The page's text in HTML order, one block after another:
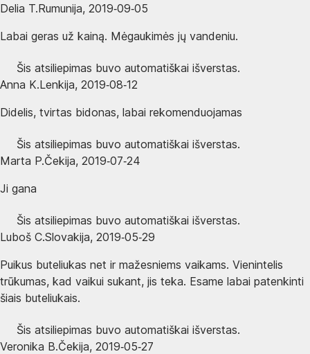
Delia T.Rumunija, 2019‑09‑05
Labai geras už kainą. Mėgaukimės jų vandeniu.
Šis atsiliepimas buvo automatiškai išverstas.
Anna K.Lenkija, 2019‑08‑12
Didelis, tvirtas bidonas, labai rekomenduojamas
Šis atsiliepimas buvo automatiškai išverstas.
Marta P.Čekija, 2019‑07‑24
Ji gana
Šis atsiliepimas buvo automatiškai išverstas.
Luboš C.Slovakija, 2019‑05‑29
Puikus buteliukas net ir mažesniems vaikams. Vienintelis
trūkumas, kad vaikui sukant, jis teka. Esame labai patenkinti
šiais buteliukais.
Šis atsiliepimas buvo automatiškai išverstas.
Veronika B.Čekija, 2019‑05‑27